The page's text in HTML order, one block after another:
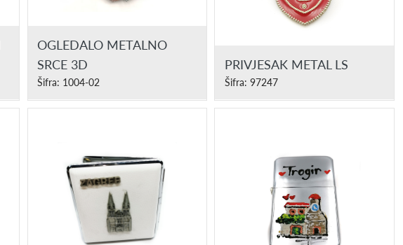
OGLEDALO METALNO
SRCE 3D
Šifra: 1004-02
PRIVJESAK METAL LS
Šifra: 97247